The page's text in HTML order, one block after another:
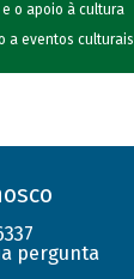
e o apoio à cultura
a eventos culturais
pergunta